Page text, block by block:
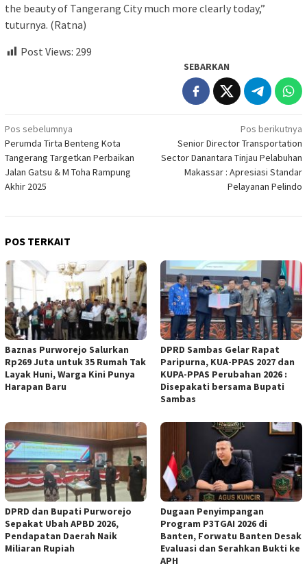
the beauty of Tangerang City much more clearly today,”
tuturnya. (Ratna)
Post Views: 299
SEBARKAN
Navigasi
pos
Pos sebelumnya
Perumda Tirta Benteng Kota
Tangerang Targetkan Perbaikan
Jalan Gatsu & M Toha Rampung
Akhir 2025
Pos berikutnya
Senior Director Transportation
Sector Danantara Tinjau Pelabuhan
Makassar : Apresiasi Standar
Pelayanan Pelindo
POS TERKAIT
Baznas Purworejo Salurkan
Rp269 Juta untuk 35 Rumah Tak
Layak Huni, Warga Kini Punya
Harapan Baru ‎
DPRD Sambas Gelar Rapat
Paripurna, KUA-PPAS 2027 dan
KUPA-PPAS Perubahan 2026 :
Disepakati bersama Bupati
Sambas
DPRD dan Bupati Purworejo
Sepakat Ubah APBD 2026,
Pendapatan Daerah Naik
Miliaran Rupiah ‎
Dugaan Penyimpangan
Program P3TGAI 2026 di
Banten, Forwatu Banten Desak
Evaluasi dan Serahkan Bukti ke
APH